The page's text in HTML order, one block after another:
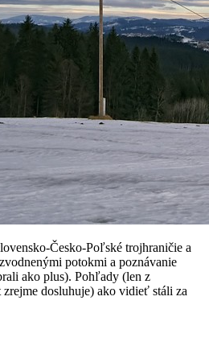
Česko-Poľské trojhraničie a
potokmi a poznávanie
ako plus). Pohľady (len z
dosluhuje) ako vidieť stáli za